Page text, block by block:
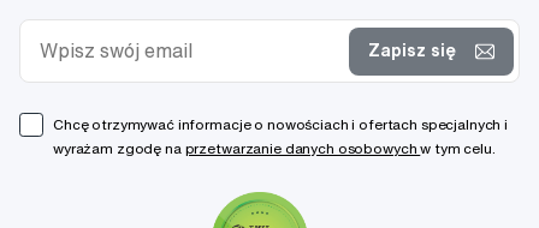
Zapisz się
Chcę otrzymywać informacje o nowościach i ofertach specjalnych i
wyrażam zgodę na przetwarzanie danych osobowychw tym celu.